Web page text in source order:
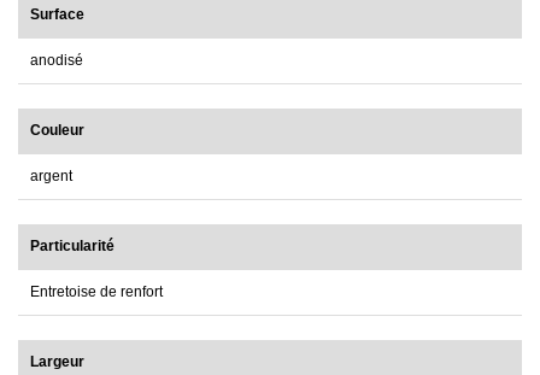
Surface
anodisé
Couleur
argent
Particularité
Entretoise de renfort
Largeur